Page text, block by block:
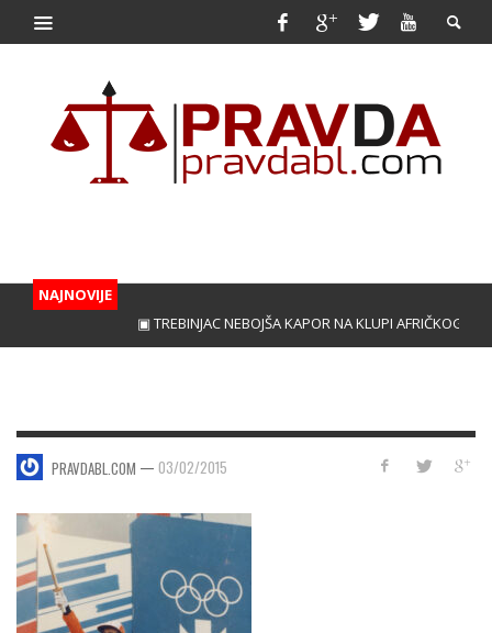
NAJNOVIJE
▣ TREBINJAC NEBOJŠA KAPOR NA KLUPI AFRIČKOG
PRAVDABL.COM — 03/02/2015